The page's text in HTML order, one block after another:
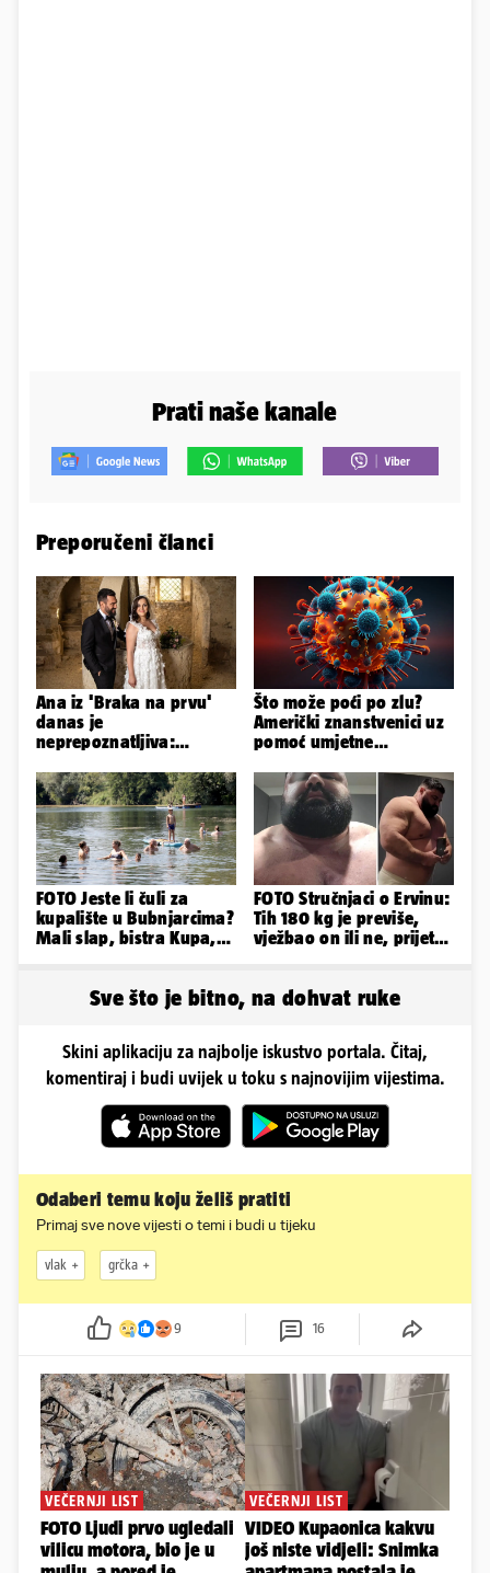
Prati naše kanale
Preporučeni članci
Ana iz 'Braka na prvu'
danas je
neprepoznatljiva:
ovako sad izgleda
Što može poći po zlu?
Američki znanstvenici uz
pomoć umjetne
viruse
FOTO Jeste li čuli za
kupalište u Bubnjarcima?
Mali slap, bistra Kupa,
FOTO Stručnjaci o Ervinu:
Tih 180 kg je previše,
vježbao on ili ne, prijete
Sve što je bitno, na dohvat ruke
Skini aplikaciju za najbolje iskustvo portala. Čitaj,
komentiraj i budi uvijek u toku s najnovijim vijestima.
Odaberi temu koju želiš pratiti
Primaj sve nove vijesti o temi i budi u tijeku
vlak grčka
9 16